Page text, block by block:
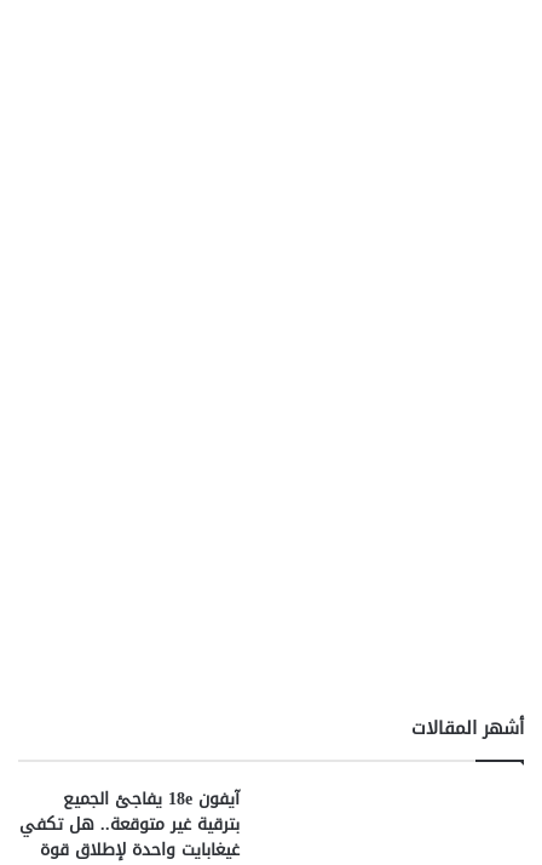
أشهر المقالات
آيفون 18e يفاجئ الجميع
بترقية غير متوقعة.. هل تكفي
غيغابايت واحدة لإطلاق قوة